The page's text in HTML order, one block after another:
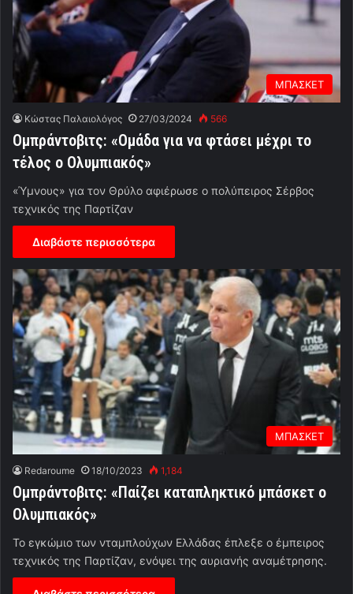
ΜΠΑΣΚΕΤ
Κώστας Παλαιολόγος 27/03/2024 566
Ομπράντοβιτς: «Ομάδα για να φτάσει μέχρι το
τέλος ο Ολυμπιακός»
«Ύμνους» για τον Θρύλο αφιέρωσε ο πολύπειρος Σέρβος
τεχνικός της Παρτίζαν
Διαβάστε περισσότερα
ΜΠΑΣΚΕΤ
Redaroume 18/10/2023 1,184
Ομπράντοβιτς: «Παίζει καταπληκτικό μπάσκετ ο
Ολυμπιακός»
Το εγκώμιο των νταμπλούχων Ελλάδας έπλεξε ο έμπειρος
τεχνικός της Παρτίζαν, ενόψει της αυριανής αναμέτρησης.